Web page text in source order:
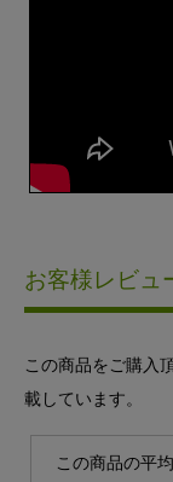
お客様レビュ
この商品をご購入
載しています。